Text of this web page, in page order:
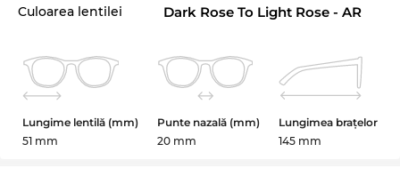
laValentino, din colecţiile 2022 şi 2023.
bucură de o valabilitate eternă şi oferă un confort
maxim la purtare. Modelul VLS-101 se aşază super
desigur şi o protecţiaUV400optimă pentru ochii
tăi.
Culoarea lentilei Dark Rose To Light Rose - AR
Lungime lentilă (mm)
51 mm
Punte nazală (mm)
20 mm
Lungimea brațelor
145 mm